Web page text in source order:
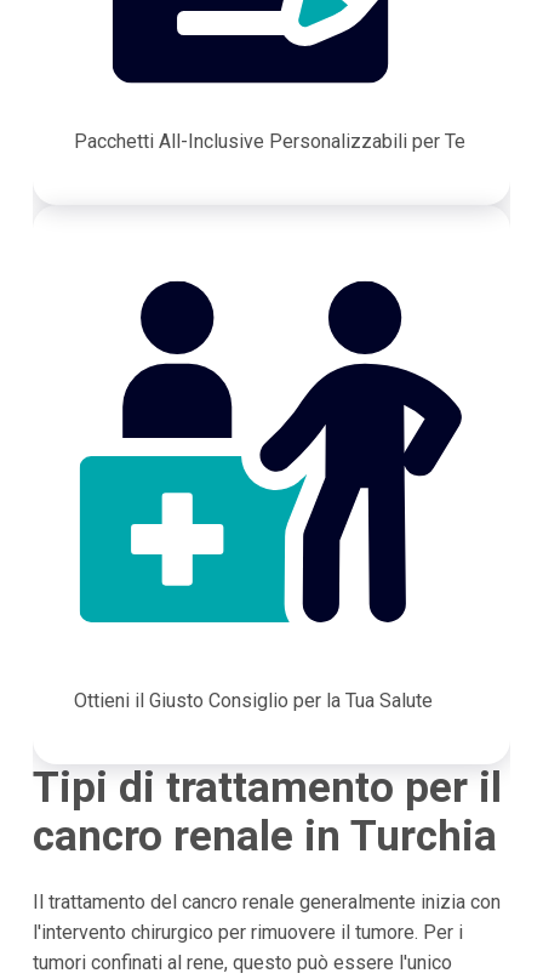
Pacchetti All-Inclusive Personalizzabili per Te
Ottieni il Giusto Consiglio per la Tua Salute
Tipi di trattamento per il
cancro renale in Turchia
Il trattamento del cancro renale generalmente inizia con
l'intervento chirurgico per rimuovere il tumore. Per i
tumori confinati al rene, questo può essere l'unico